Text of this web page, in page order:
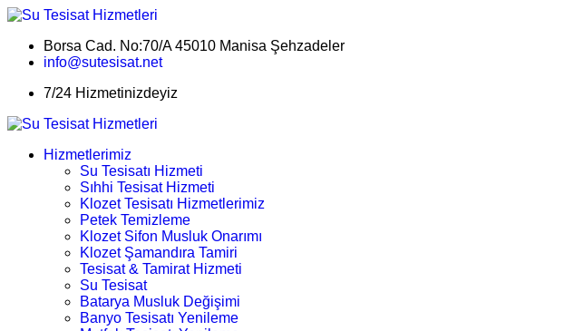
Borsa Cad. No:70/A 45010 Manisa Şehzadeler
info@sutesisat.net
7/24 Hizmetinizdeyiz
Hizmetlerimiz
Su Tesisatı Hizmeti
Sıhhi Tesisat Hizmeti
Klozet Tesisatı Hizmetlerimiz
Petek Temizleme
Klozet Sifon Musluk Onarımı
Klozet Şamandıra Tamiri
Tesisat & Tamirat Hizmeti
Su Tesisat
Batarya Musluk Değişimi
Banyo Tesisatı Yenileme